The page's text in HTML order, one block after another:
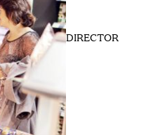
DIRECTOR